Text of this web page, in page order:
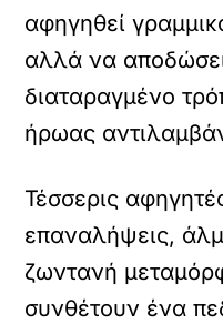
αφηγηθεί
αλλά να
διαταραγμένο
ήρωας
Τέσσερις
επαναλήψεις,
ζωντανή
συνθέτουν ένα